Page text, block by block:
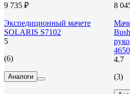
9 735 ₽
Экспедиционный мачете
SOLARIS S7102
5
(6)
Аналоги
8
4.7
(3)